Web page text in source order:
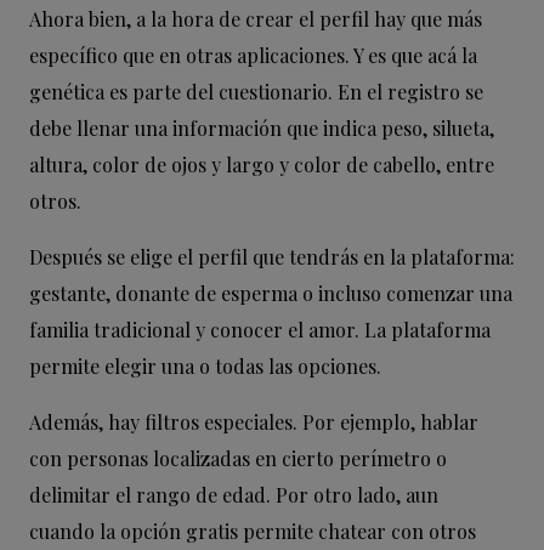
Ahora bien, a la hora de crear el perfil hay que más
específico que en otras aplicaciones. Y es que acá la
genética es parte del cuestionario. En el registro se
debe llenar una información que indica peso, silueta,
altura, color de ojos y largo y color de cabello, entre
otros.
Después se elige el perfil que tendrás en la plataforma:
gestante, donante de esperma o incluso comenzar una
familia tradicional y conocer el amor. La plataforma
permite elegir una o todas las opciones.
Además, hay filtros especiales. Por ejemplo, hablar
con personas localizadas en cierto perímetro o
delimitar el rango de edad. Por otro lado, aun
cuando la opción gratis permite chatear con otros